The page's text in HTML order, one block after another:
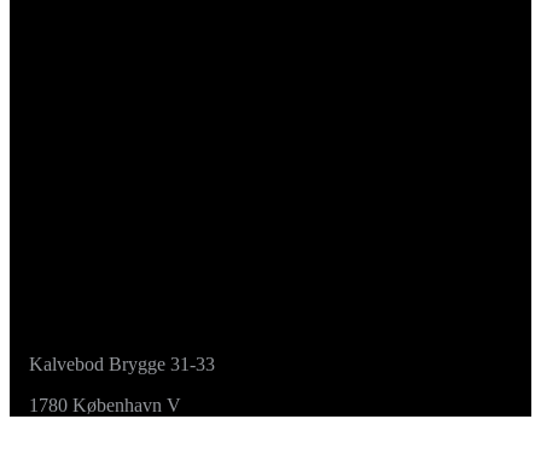
Kalvebod Brygge 31-33
1780 København V